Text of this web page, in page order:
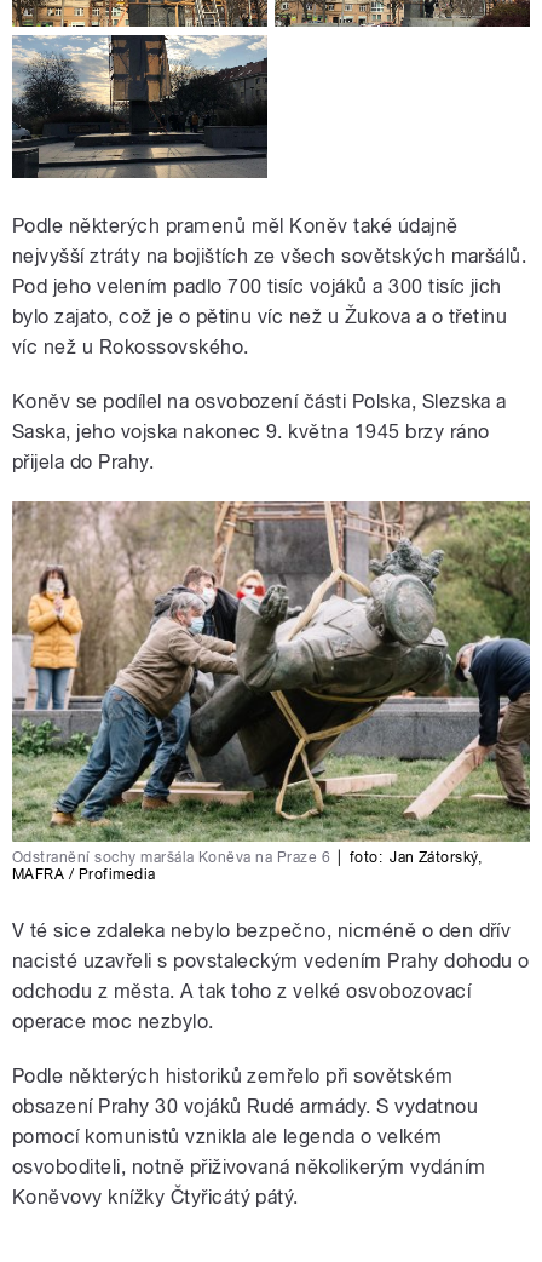
Podle některých pramenů měl Koněv také údajně
nejvyšší ztráty na bojištích ze všech sovětských maršálů.
Pod jeho velením padlo 700 tisíc vojáků a 300 tisíc jich
bylo zajato, což je o pětinu víc než u Žukova a o třetinu
víc než u Rokossovského.
Koněv se podílel na osvobození části Polska, Slezska a
Saska, jeho vojska nakonec 9. května 1945 brzy ráno
přijela do Prahy.
Odstranění sochy maršála Koněva na Praze 6 foto: Jan Zátorský,
MAFRA / Profimedia
V té sice zdaleka nebylo bezpečno, nicméně o den dřív
nacisté uzavřeli s povstaleckým vedením Prahy dohodu o
odchodu z města. A tak toho z velké osvobozovací
operace moc nezbylo.
Podle některých historiků zemřelo při sovětském
obsazení Prahy 30 vojáků Rudé armády. S vydatnou
pomocí komunistů vznikla ale legenda o velkém
osvoboditeli, notně přiživovaná několikerým vydáním
Koněvovy knížky Čtyřicátý pátý.